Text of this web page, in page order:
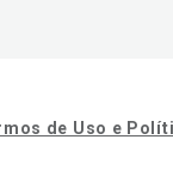
de Uso e